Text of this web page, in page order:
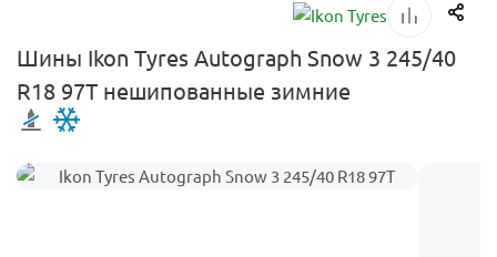
Шины Ikon Tyres Autograph Snow 3 245/40
R18 97T нешипованные зимние